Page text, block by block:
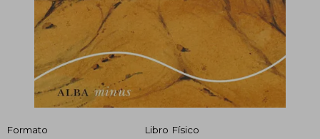
Formato
Libro Físico